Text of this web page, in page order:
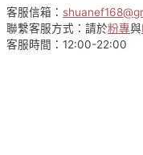
客服信箱：
聯繫客服方式：請於粉專與
客服時間：12:00-22:00